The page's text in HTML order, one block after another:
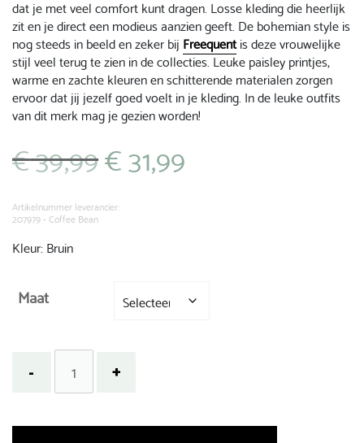
dat je met veel comfort kunt dragen. Losse kleding die heerlijk
zit en je direct een modieus aanzien geeft. De bohemian style is
nog steeds in beeld en zeker bij Freequentis deze vrouwelijke
stijl veel terug te zien in de collecties. Leuke paisley printjes,
warme en zachte kleuren en schitterende materialen zorgen
ervoor dat jij jezelf goed voelt in je kleding. In de leuke outfits
van dit merk mag je gezien worden!
€39,99 Oorspronkelijke
prijs
€ 39,99.
€31,99
Artikelnummer leverancier:
207979 - Coffee Bean
Kleur: Bruin
Maat